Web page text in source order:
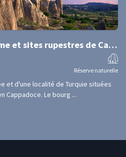
Parc national de Göreme et sites rupestres de Cappadoce
Réserve naturelle
et d'une localité de Turquie situées
Cappadoce. Le bourg ...